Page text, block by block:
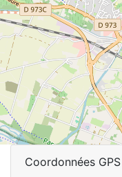
Coordonnées GPS